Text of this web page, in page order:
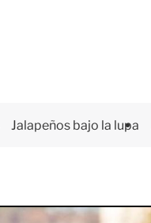
Jalapeños bajo la lupa